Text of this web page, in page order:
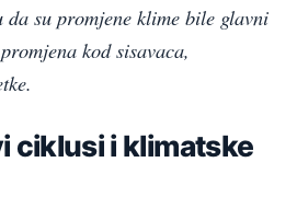
da su promjene klime bile glavni
kod sisavaca,
ciklusi i klimatske